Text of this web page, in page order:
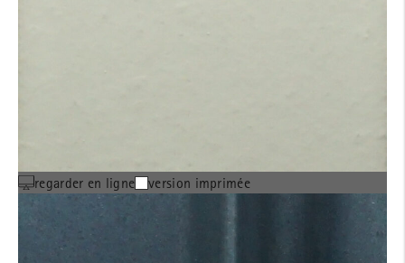
MOEDING boîte
d'architectes
regarder en ligne version imprimée